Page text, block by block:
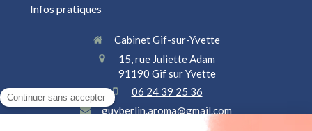
Infos pratiques
Cabinet Gif-sur-Yvette
15, rue Juliette Adam
91190 Gif sur Yvette
06 24 39 25 36
guyberlin.aroma@gmail.com